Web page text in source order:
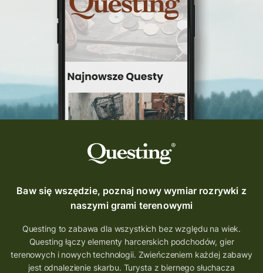
Questing Świętokrzyskie
questing śląskie
Quest Szlak Przygody
przygoda
nowy quest
najlepsze questy
wycieczki
turystyka przygodowa
Szlak Przygody
szkolenie
szkło
scieżka questingowa
questy w Polsce
questujznami
QUESTOMANIA
questing.pl
Quest Koziołek Matołek
gra miejska
co zobaczyć na Śląsku
aplikacja questy
aplikacja gry terenowe
wielkopolskie questy
wakacje z questami
Baw się wszędzie, poznaj nowy wymiar rozrywki z
naszymi grami terenowymi
Questing to zabawa dla wszystkich bez względu na wiek.
Questing łączy elementy harcerskich podchodów, gier
terenowych i nowych technologii. Zwieńczeniem każdej zabawy
jest odnalezienie skarbu. Turysta z biernego słuchacza